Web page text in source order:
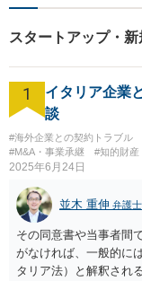
スタートアップ・
1
イタリア企業
談
#海外企業との契約トラブル
#M&A・事業承継
#知的財産
2025年6月24日
並木 重伸 弁護士
その同意書や当事者間
がなければ、一般的に
タリア法）と解釈され